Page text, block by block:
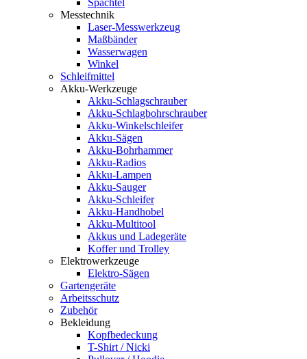
Spachtel
Messtechnik
Laser-Messwerkzeug
Maßbänder
Wasserwagen
Winkel
Schleifmittel
Akku-Werkzeuge
Akku-Schlagschrauber
Akku-Schlagbohrschrauber
Akku-Winkelschleifer
Akku-Sägen
Akku-Bohrhammer
Akku-Radios
Akku-Lampen
Akku-Sauger
Akku-Schleifer
Akku-Handhobel
Akku-Multitool
Akkus und Ladegeräte
Koffer und Trolley
Elektrowerkzeuge
Elektro-Sägen
Gartengeräte
Arbeitsschutz
Zubehör
Bekleidung
Kopfbedeckung
T-Shirt / Nicki